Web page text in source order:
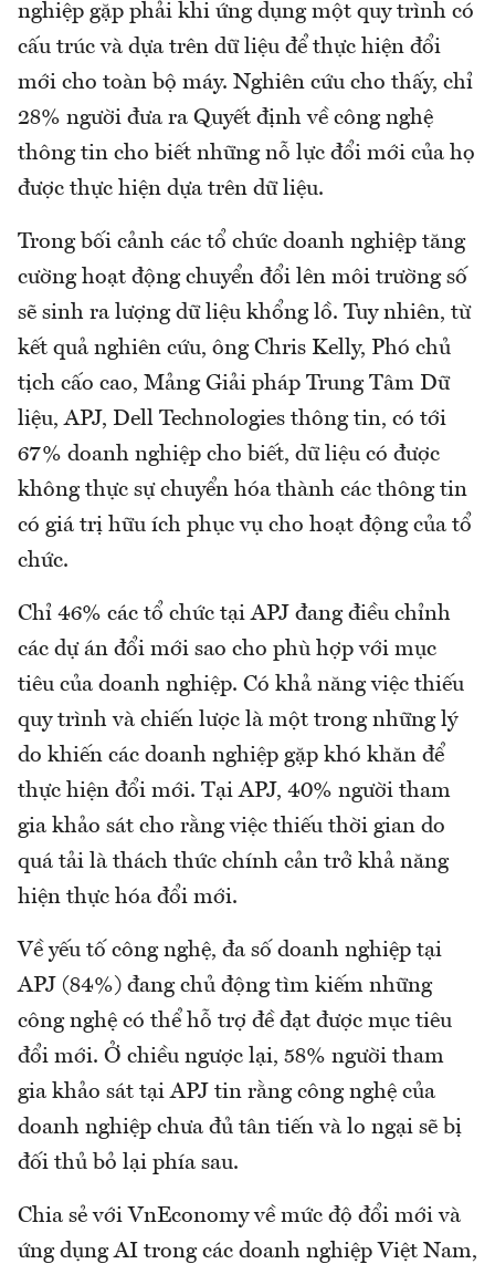
nghiệp gặp phải khi ứng dụng một quy trình có
cấu trúc và dựa trên dữ liệu để thực hiện đổi
mới cho toàn bộ máy. Nghiên cứu cho thấy, chỉ
28% người đưa ra Quyết định về công nghệ
thông tin cho biết những nỗ lực đổi mới của họ
được thực hiện dựa trên dữ liệu.
Trong bối cảnh các tổ chức doanh nghiệp tăng
cường hoạt động chuyển đổi lên môi trường số
sẽ sinh ra lượng dữ liệu khổng lồ. Tuy nhiên, từ
kết quả nghiên cứu, ông Chris Kelly, Phó chủ
tịch cấo cao, Mảng Giải pháp Trung Tâm Dữ
liệu, APJ, Dell Technologies thông tin, có tới
67% doanh nghiệp cho biết, dữ liệu có được
không thực sự chuyển hóa thành các thông tin
có giá trị hữu ích phục vụ cho hoạt động của tổ
chức.
Chỉ 46% các tổ chức tại APJ đang điều chỉnh
các dự án đổi mới sao cho phù hợp với mục
tiêu của doanh nghiệp. Có khả năng việc thiếu
quy trình và chiến lược là một trong những lý
do khiến các doanh nghiệp gặp khó khăn để
thực hiện đổi mới. Tại APJ, 40% người tham
gia khảo sát cho rằng việc thiếu thời gian do
quá tải là thách thức chính cản trở khả năng
hiện thực hóa đổi mới.
Về yếu tố công nghệ, đa số doanh nghiệp tại
APJ (84%) đang chủ động tìm kiếm những
công nghệ có thể hỗ trợ đề đạt được mục tiêu
đổi mới. Ở chiều ngược lại, 58% người tham
gia khảo sát tại APJ tin rằng công nghệ của
doanh nghiệp chưa đủ tân tiến và lo ngại sẽ bị
đối thủ bỏ lại phía sau.
Chia sẻ với VnEconomy về mức độ đổi mới và
ứng dụng AI trong các doanh nghiệp Việt Nam,